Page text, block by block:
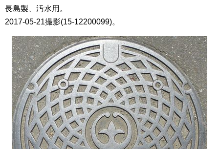
長島製、汚水用。
2017-05-21撮影(15-12200099)。